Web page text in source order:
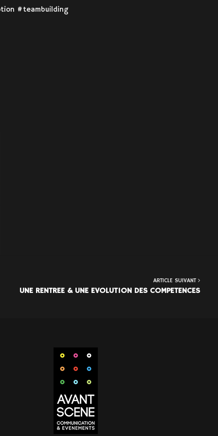
#teambuilding
ARTICLE SUIVANT
UNE RENTREE & UNE EVOLUTION DES COMPETENCES